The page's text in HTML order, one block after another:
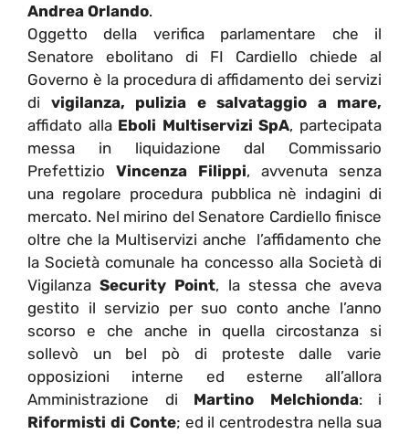
Andrea Orlando.
Oggetto della verifica parlamentare che il
Senatore ebolitano di FI Cardiello chiede al
Governo è la procedura di affidamento dei servizi
di vigilanza, pulizia e salvataggio a mare,
affidato alla Eboli Multiservizi SpA, partecipata
messa in liquidazione dal Commissario
Prefettizio Vincenza Filippi, avvenuta senza
una regolare procedura pubblica nè indagini di
mercato. Nel mirino del Senatore Cardiello finisce
oltre che la Multiservizi anche l’affidamento che
la Società comunale ha concesso alla Società di
VigilanzaSecurity Point, la stessa che aveva
gestito il servizio per suo conto anche l’anno
scorso e che anche in quella circostanza si
sollevò un bel pò di proteste dalle varie
opposizioni interne ed esterne all’allora
Amministrazione di Martino Melchionda: i
Riformisti di Conte; ed il centrodestra nella sua